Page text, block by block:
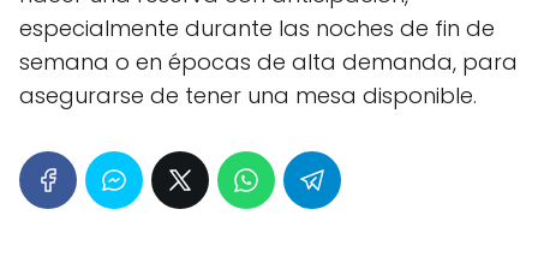
especialmente durante las noches de fin de
semana o en épocas de alta demanda, para
asegurarse de tener una mesa disponible.